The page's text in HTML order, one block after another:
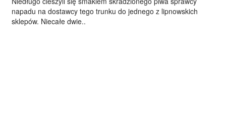
napadu na dostawcy tego trunku do jednego z lipnowskich
sklepów. Niecałe dwie..